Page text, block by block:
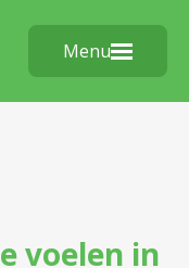
Menu
voelen in